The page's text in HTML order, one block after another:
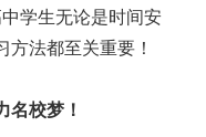
学生无论是时间安
法都至关重要！
名校梦！